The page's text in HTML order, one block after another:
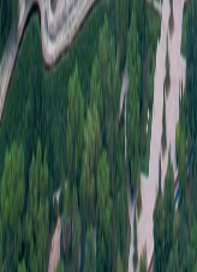
二是
信息
三是
开、
四是